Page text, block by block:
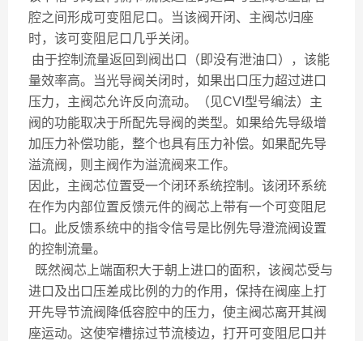
腔之间形成可变阻尼口。当该阀开闭、主阀芯归座
时，该可变阻尼口几乎关闭。
由于控制流量返回到阀出口（即没有泄油口），该能
量效率高。当光导阀关闭时，如果出口压力超过进口
压力，主阀芯允许反向流动。（见CVI型号编法）主
阀的功能取决于所配先导阀的类型。如果给先导级增
加压力补偿功能，整个也具有压力补偿。如果配先导
溢流阀，则主阀作为溢流阀来工作。
因此，主阀芯位置受一个闭环系统控制。该闭环系统
在作为内部位置反馈元件的阀芯上带有一个可变阻尼
口。此反馈系统中的指令信号是比例先导澄流阀设置
的控制流量。
既然阀芯上端面积大于朝上进口的面积，该阀芯受与
进口及出口压差成比例的力的作用，保持在阀座上打
开先导节流阀降低容腔中的压力，使主阀芯离开其阀
座运动。这使窄槽掠过节流棱边，打开可变阻尼口并